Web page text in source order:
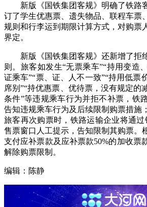
新版《国铁集团客规》明确了铁路
订了学生优惠票、遗失物品、联程车票
规则和行李运到期限计算方式，对购票
界定。
新版《国铁集团客规》还新增了拒
则。旅客如发生“无票乘车”“持用变造
证乘车”“票、证、人不一致”“持用低票
席别”“持优惠票、优待票，没有规定的
条件”等违规乘车行为并拒不补票，铁
告知违规乘车行为及后续限制购票措施
旅客再次购票时，铁路运输企业将通过
售票窗口人工提示，告知限制其购票。
支付应补票款及应补票款50%的加收票
解除购票限制。
编辑：陈静